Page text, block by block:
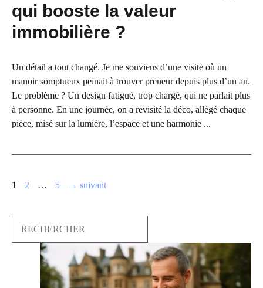
qui booste la valeur
immobilière ?
Un détail a tout changé. Je me souviens d’une visite où un
manoir somptueux peinait à trouver preneur depuis plus d’un an.
Le problème ? Un design fatigué, trop chargé, qui ne parlait plus
à personne. En une journée, on a revisité la déco, allégé chaque
pièce, misé sur la lumière, l’espace et une harmonie ...
Page
1 Page
2 … Page
5 → suivant